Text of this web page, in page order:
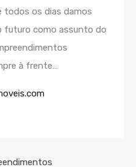
todos os dias damos
futuro como assunto do
à frente…